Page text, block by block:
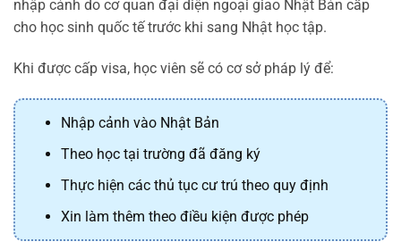
nhập cảnh do cơ quan đại diện ngoại giao Nhật Bản cấp
cho học sinh quốc tế trước khi sang Nhật học tập.
Khi được cấp visa, học viên sẽ có cơ sở pháp lý để:
Nhập cảnh vào Nhật Bản
Theo học tại trường đã đăng ký
Thực hiện các thủ tục cư trú theo quy định
Xin làm thêm theo điều kiện được phép